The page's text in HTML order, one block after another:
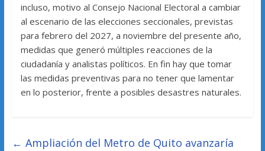
incluso, motivo al Consejo Nacional Electoral a cambiar
al escenario de las elecciones seccionales, previstas
para febrero del 2027, a noviembre del presente año,
medidas que generó múltiples reacciones de la
ciudadanía y analistas políticos. En fin hay que tomar
las medidas preventivas para no tener que lamentar
en lo posterior, frente a posibles desastres naturales.
← Ampliación del Metro de Quito avanzaría